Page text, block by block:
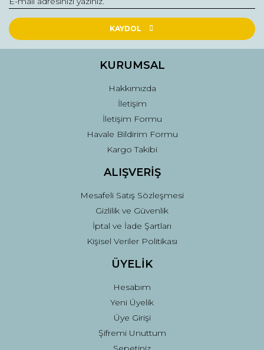
KAYDOL
KURUMSAL
Hakkımızda
İletişim
İletişim Formu
Havale Bildirim Formu
Kargo Takibi
ALIŞVERİŞ
Mesafeli Satış Sözleşmesi
Gizlilik ve Güvenlik
İptal ve İade Şartları
Kişisel Veriler Politikası
ÜYELİK
Hesabım
Yeni Üyelik
Üye Girişi
Şifremi Unuttum